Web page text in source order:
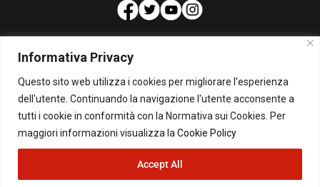
Informativa Privacy
Questo sito web utilizza i cookies per migliorare l'esperienza
dell'utente. Continuando la navigazione l'utente acconsente a
tutti i cookie in conformità con la Normativa sui Cookies. Per
maggiori informazioni visualizza la Cookie Policy
Accept All
PUBBLICITA'
Per la tua pubblicità su questo Blog:
pubblicita@beppegrillo.it
© Copyright 2026 - Il Blog di Beppe Grillo. All Rights Reserved - Powered by
happygrafic.com